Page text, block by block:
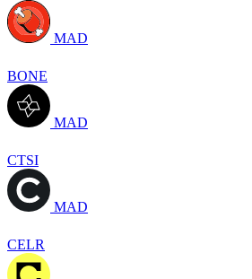
MAD
BONE
MAD
CTSI
MAD
CELR